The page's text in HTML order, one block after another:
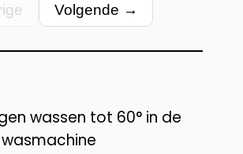
Volgende →
wassen tot 60° in de
wasmachine